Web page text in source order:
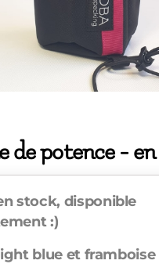
de potence -
stock, disponible
:)
blue et framboise